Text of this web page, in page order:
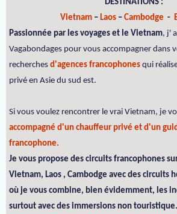
DESTINATIONS :
Vietnam– Laos – Cambodge -
Passionnée par les voyages et le Vietnam, j'
Vagabondages pour vous accompagner dans
recherches d'agences francophones qui
privé en Asie du sud est.
Si vous voulez rencontrer le vrai Vietnam, je
accompagné d'un chauffeur privé et d'un
francophone.
Je vous propose des circuits francophones
Vietnam, Laos , Cambodge avec des circuits
où je vous combine, bien évidemment, les
surtout avec des immersions non touristique.